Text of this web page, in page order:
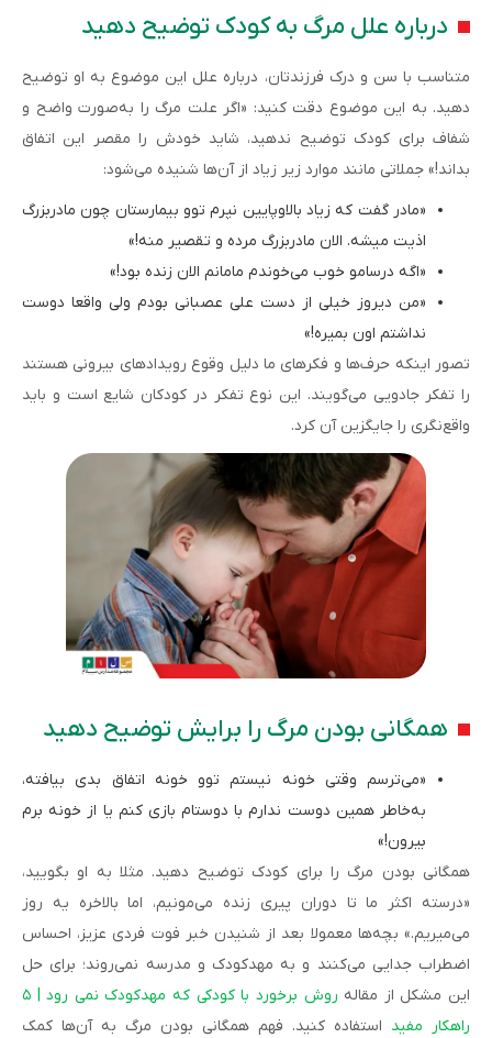
درباره علل مرگ به کودک توضیح دهید
متناسب با سن و درک فرزندتان، درباره علل این موضوع به او توضیح
دهید. به این موضوع دقت کنید: «اگر علت مرگ را به‌صورت واضح و
شفاف برای کودک توضیح ندهید، شاید خودش را مقصر این اتفاق
بداند!» جملاتی مانند موارد زیر زیاد از آن‌ها شنیده می‌شود:
«مادر گفت که زیاد بالا‌وپایین نپرم توو بیمارستان چون مادربزرگ
اذیت میشه. الان مادربزرگ مرده و تقصیر منه!»
«اگه درسامو خوب می‌خوندم مامانم الان زنده بود!»
«من دیروز خیلی از دست علی عصبانی بودم ولی واقعا دوست
نداشتم اون بمیره!»
تصور اینکه حرف‌ها و فکرهای ما دلیل وقوع رویدادهای بیرونی هستند
را تفکر جادویی می‌گویند. این نوع تفکر در کودکان شایع است و باید
واقع‌نگری را جایگزین آن کرد.
همگانی بودن مرگ را برایش توضیح دهید
«می‌ترسم وقتی خونه نیستم توو خونه اتفاق بدی بیافته،
به‌خاطر همین دوست ندارم با دوستام بازی کنم یا از خونه برم
بیرون!»
همگانی بودن مرگ را برای کودک توضیح دهید. مثلا به او بگویید،
«درسته اکثر ما تا دوران پیری زنده می‌مونیم، اما بالاخره یه روز
می‌میریم.» بچه‌ها معمولا بعد از شنیدن خبر فوت فردی عزیز، احساس
اضطراب جدایی می‌کنند و به مهدکودک و مدرسه نمی‌روند؛ برای حل
این مشکل از مقاله
روش برخورد با کودکی که مهدکودک نمی رود | ۵
راهکار مفید استفاده کنید. فهم همگانی بودن مرگ به آن‌ها کمک